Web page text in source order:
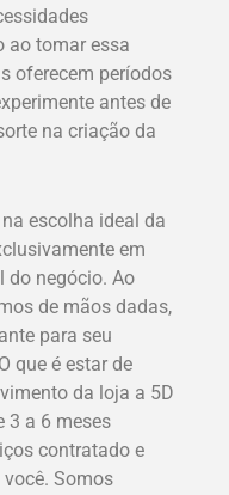
ao tomar essa
oferecem períodos
antes de
na criação da
escolha ideal da
em
do negócio. Ao
de mãos dadas,
para seu
que é estar de
da loja a 5D
3 a 6 meses
contratado e
Somos